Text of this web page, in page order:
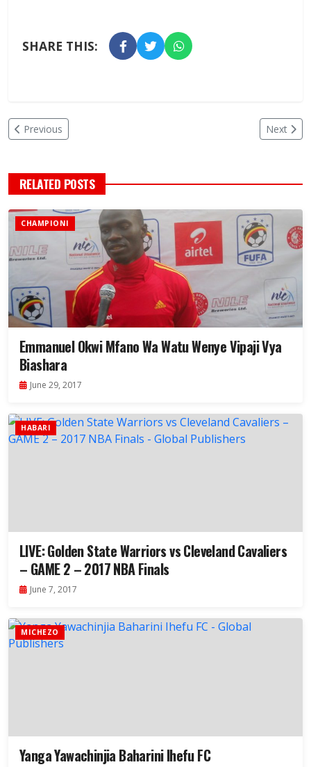
SHARE THIS:
Previous Next
RELATED POSTS
CHAMPIONI
Emmanuel Okwi Mfano Wa Watu Wenye Vipaji Vya
Biashara
June 29, 2017
HABARI
LIVE: Golden State Warriors vs Cleveland Cavaliers
– GAME 2 – 2017 NBA Finals
June 7, 2017
MICHEZO
Yanga Yawachinjia Baharini Ihefu FC